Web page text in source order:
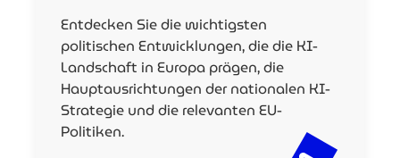
Entdecken Sie die wichtigsten
politischen Entwicklungen, die die KI-
Landschaft in Europa prägen, die
Hauptausrichtungen der nationalen KI-
Strategie und die relevanten EU-
Politiken.